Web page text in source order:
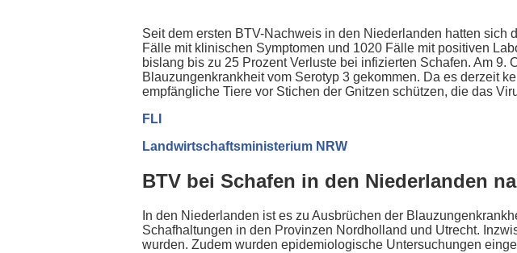
Seit dem ersten BTV-Nachweis in den Niederlanden hatten
Fälle mit klinischen Symptomen und 1020 Fälle mit positiven
bislang bis zu 25 Prozent Verluste bei infizierten Schafen. Am 9.
Blauzungenkrankheit vom Serotyp 3 gekommen. Da es derzeit
empfängliche Tiere vor Stichen der Gnitzen schützen, die das
FLI
Landwirtschaftsministerium NRW
BTV bei Schafen in den Niederlanden
In den Niederlanden ist es zu Ausbrüchen der
Schafhaltungen in den Provinzen Nordholland und Utrecht.
wurden. Zudem wurden epidemiologische Untersuchungen